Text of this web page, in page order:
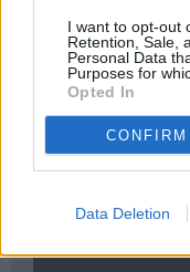
I want to opt-out
Retention, Sale,
Personal Data
Purposes for
Opted In
CONFIRM
Data Deletion
Konkursa "IEVAS
E-izdevumu